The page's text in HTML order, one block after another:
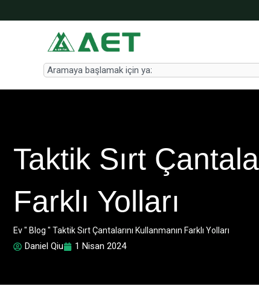
atla
Search
Taktik Sırt
Farklı Yolları
Ev" Blog " Taktik Sırt Çantalarını Kullanmanın Farklı Yolları
Daniel Qiu 1 Nisan 2024